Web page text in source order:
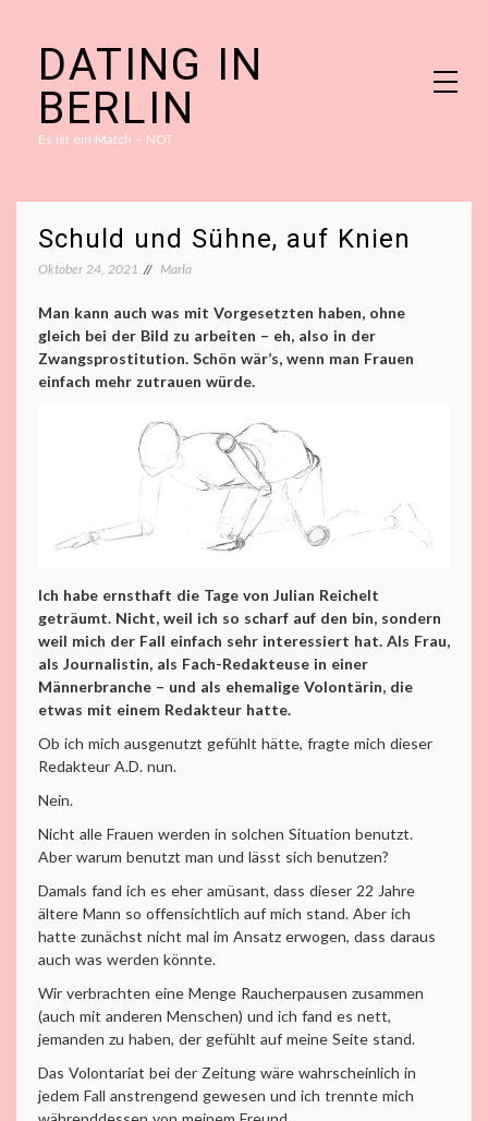
contentDATING IN
BERLIN
Es ist ein Match – NOT
Schuld und Sühne, auf Knien
Oktober 24, 2021 Marla
Man kann auch was mit Vorgesetzten haben, ohne
gleich bei der Bild zu arbeiten – eh, also in der
Zwangsprostitution. Schön wär’s, wenn man Frauen
einfach mehr zutrauen würde.
Ich habe ernsthaft die Tage von Julian Reichelt
geträumt. Nicht, weil ich so scharf auf den bin, sondern
weil mich der Fall einfach sehr interessiert hat. Als Frau,
als Journalistin, als Fach-Redakteuse in einer
Männerbranche – und als ehemalige Volontärin, die
etwas mit einem Redakteur hatte.
Ob ich mich ausgenutzt gefühlt hätte, fragte mich dieser
Redakteur A.D. nun.
Nein.
Nicht alle Frauen werden in solchen Situation benutzt.
Aber warum benutzt man und lässt sich benutzen?
Damals fand ich es eher amüsant, dass dieser 22 Jahre
ältere Mann so offensichtlich auf mich stand. Aber ich
hatte zunächst nicht mal im Ansatz erwogen, dass daraus
auch was werden könnte.
Wir verbrachten eine Menge Raucherpausen zusammen
(auch mit anderen Menschen) und ich fand es nett,
jemanden zu haben, der gefühlt auf meine Seite stand.
Das Volontariat bei der Zeitung wäre wahrscheinlich in
jedem Fall anstrengend gewesen und ich trennte mich